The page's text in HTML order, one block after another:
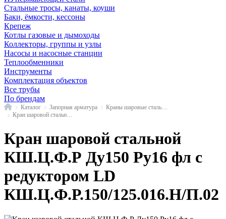
Стальные тросы, канаты, коуши
Баки, ёмкости, кессоны
Крепеж
Котлы газовые и дымоходы
Коллекторы, группы и узлы
Насосы и насосные станции
Теплообменники
Инструменты
Комплектация объектов
Все трубы
По брендам
ГлавнаяКаталог Запорная арматура
Кран шаровой стальной КШ.Ц.Ф.Р фл LD
Кран шаровой стальной
КШ.Ц.Ф.Р Ду150 Ру16 фл с
редуктором LD
КШ.Ц.Ф.Р.150/125.016.Н/П.02